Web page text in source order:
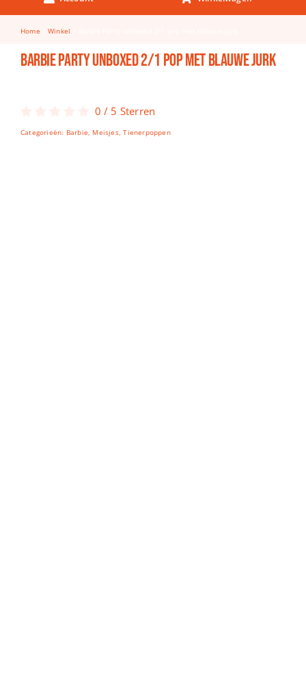
Keuken & Tafelen
Kinderfietsen
Knutselen
Spellen
Home Winkel
Barbie Party unboxed 2/1 pop met blauwe jurk
0 / 5 Sterren
Categorieën: Barbie, Meisjes,Tienerpoppen